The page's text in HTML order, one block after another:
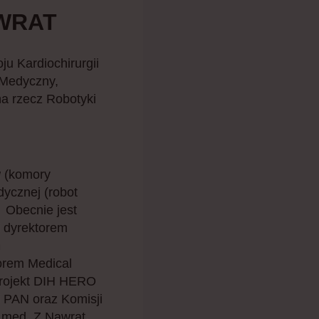
Kardiochirurgii
rzecz Robotyki
(komory
(robot
Obecnie jest
dyrektorem
Medical
DIH HERO
oraz Komisji